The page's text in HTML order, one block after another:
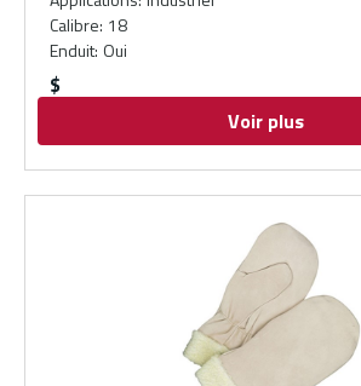
Calibre: 18
Enduit: Oui
$
Voir plus